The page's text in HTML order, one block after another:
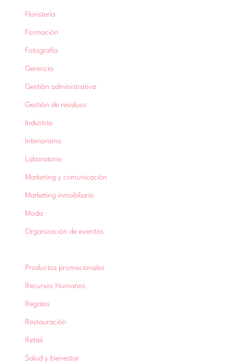
Floristería
Formación
Fotografía
Gerencia
Gestión administrativa
Gestión de residuos
Industria
Interiorismo
Laboratorio
Marketing y comunicación
Marketing inmobiliario
Moda
Organización de eventos
Productos promocionales
Recursos Humanos
Regalos
Restauración
Retail
Salud y bienestar